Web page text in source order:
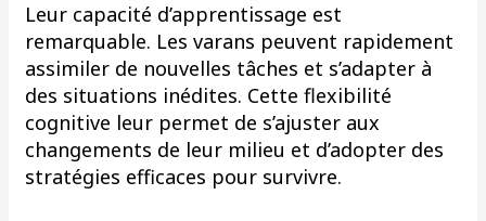
Leur capacité d’apprentissage est
remarquable. Les varans peuvent rapidement
assimiler de nouvelles tâches et s’adapter à
des situations inédites. Cette flexibilité
cognitive leur permet de s’ajuster aux
changements de leur milieu et d’adopter des
stratégies efficaces pour survivre.